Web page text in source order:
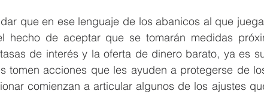
que en ese lenguaje de los abanicos al que
hecho de aceptar que se tomarán medidas
de interés y la oferta de dinero barato, ya es
tomen acciones que les ayuden a protegerse de
comienzan a articular algunos de los ajustes